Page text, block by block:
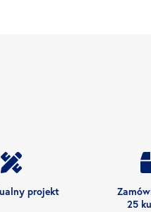
projekt
25